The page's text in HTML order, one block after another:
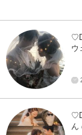
ウ
ん